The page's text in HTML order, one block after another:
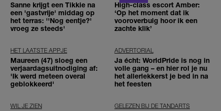
Sanne krijgt een Tikkie na
een 'gastvrije' middag op
het terras: ''Nog eentje?'
vroeg ze steeds'
High-class escort Amber:
‘Op het moment dat ik
vooroverbuig hoor ik een
zachte klik’
HET LAATSTE APPJE
Maureen (47) sloeg een
verjaardagsuitnodiging af:
'Ik werd meteen overal
geblokkeerd'
ADVERTORIAL
Ja écht: WorldPride is nog in
volle gang – en hier rol je nu
het allerlekkerst je bed in na
het feesten
WIL JE ZIEN GELEZEN BIJ DE TANDARTS